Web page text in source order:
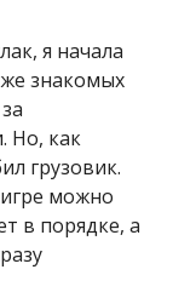
я начала
знакомых
Но, как
грузовик.
можно
в порядке, а